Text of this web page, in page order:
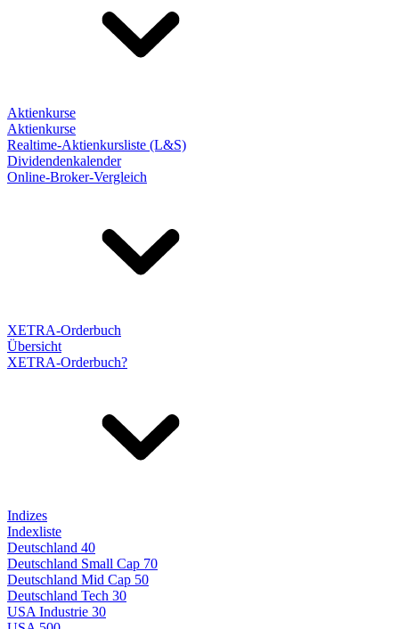
Aktienkurse
Aktienkurse
Realtime-Aktienkursliste (L&S)
Dividendenkalender
Online-Broker-Vergleich
XETRA-Orderbuch
Übersicht
XETRA-Orderbuch?
Indizes
Indexliste
Deutschland 40
Deutschland Small Cap 70
Deutschland Mid Cap 50
Deutschland Tech 30
USA Industrie 30